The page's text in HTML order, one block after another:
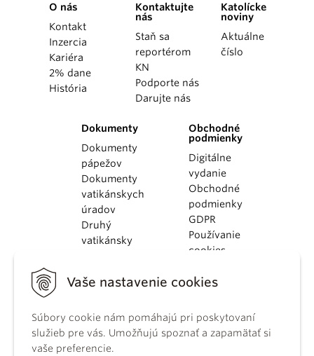
Vaše nastavenie cookies
Súbory cookie nám pomáhajú pri poskytovaní
služieb pre vás. Umožňujú spoznať a zapamätať si
vaše preferencie.
O nás
Kontakt
Inzercia
Kariéra
2% dane
História
Kontaktujte
nás
Staň sa
reportérom
KN
Podporte nás
Darujte nás
Katolícke
noviny
Aktuálne
číslo
Dokumenty
Dokumenty
pápežov
Dokumenty
vatikánskych
úradov
Druhý
vatikánsky
KBS
kánonického
práva
Katechizmus
Obchodné
podmienky
Digitálne
vydanie
Obchodné
podmienky
GDPR
Používanie
cookies